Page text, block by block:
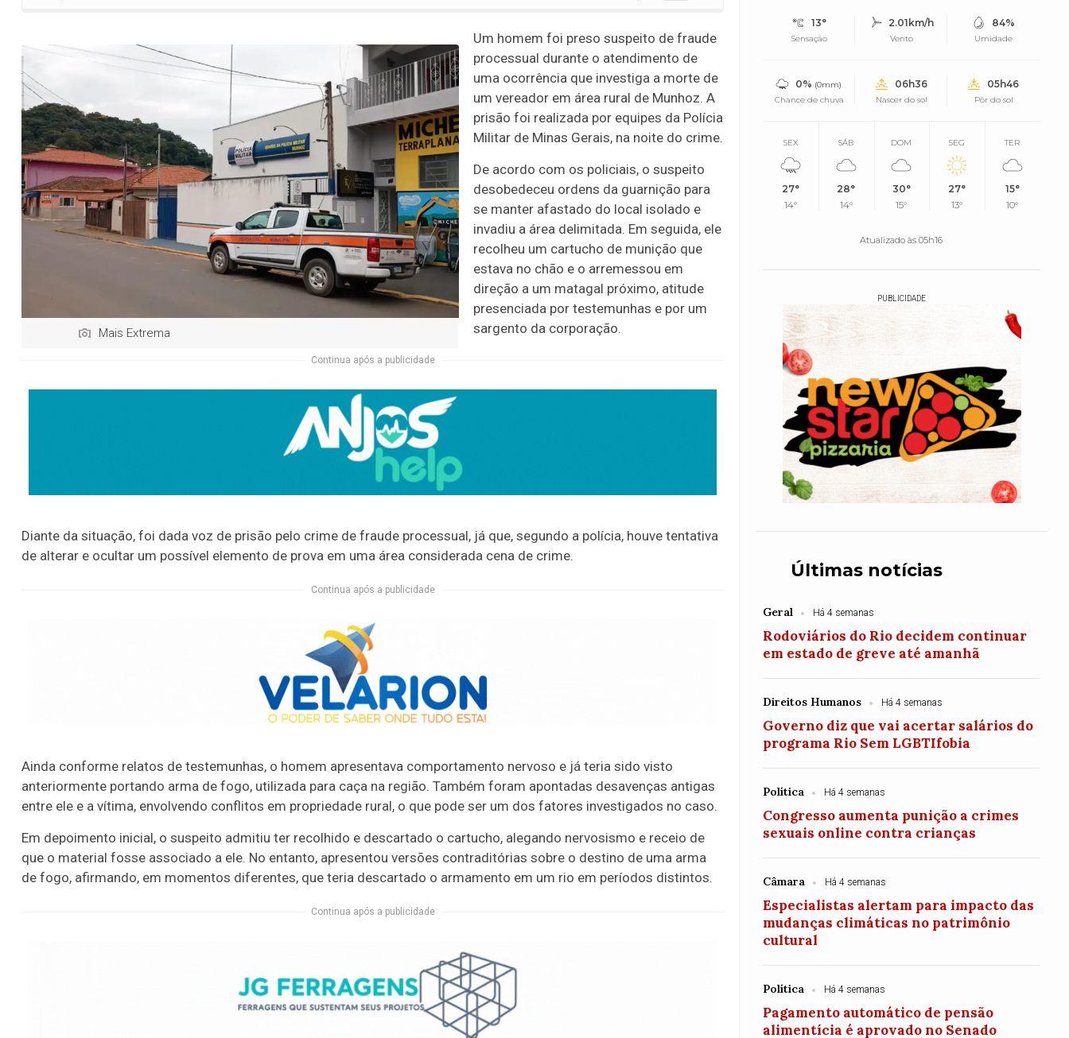
Mais Extrema
Um homem foi preso suspeito de fraude
processual durante o atendimento de
uma ocorrência que investiga a morte de
um vereador em área rural de Munhoz. A
prisão foi realizada por equipes da Polícia
Militar de Minas Gerais, na noite do crime.
Continua após a publicidade
De acordo com os policiais, o suspeito
desobedeceu ordens da guarnição para
se manter afastado do local isolado e
invadiu a área delimitada. Em seguida, ele
recolheu um cartucho de munição que
estava no chão e o arremessou em
direção a um matagal próximo, atitude
presenciada por testemunhas e por um
sargento da corporação.
Diante da situação, foi dada voz de prisão pelo crime de fraude processual, já que, segundo a polícia, houve tentativa
de alterar e ocultar um possível elemento de prova em uma área considerada cena de crime.
Continua após a publicidade
Ainda conforme relatos de testemunhas, o homem apresentava comportamento nervoso e já teria sido visto
anteriormente portando arma de fogo, utilizada para caça na região. Também foram apontadas desavenças antigas
entre ele e a vítima, envolvendo conflitos em propriedade rural, o que pode ser um dos fatores investigados no caso.
Em depoimento inicial, o suspeito admitiu ter recolhido e descartado o cartucho, alegando nervosismo e receio de
que o material fosse associado a ele. No entanto, apresentou versões contraditórias sobre o destino de uma arma
de fogo, afirmando, em momentos diferentes, que teria descartado o armamento em um rio em períodos distintos.
Continua após a publicidade
13°
Sensação
2.01km/h
Vento
84%
Umidade
0% (0mm)
Chance de chuva
06h36
Nascer do sol
05h46
Pôr do sol
SEX
27°
14°
SÁB
28°
14°
DOM
30°
15°
SEG
27°
13°
TER
15°
10°
Atualizado às 05h16
PUBLICIDADE
Últimas notícias
Geral Há 4 semanas
Rodoviários do Rio decidem continuar
em estado de greve até amanhã
Direitos Humanos Há 4 semanas
Governo diz que vai acertar salários do
programa Rio Sem LGBTIfobia
Política Há 4 semanas
Congresso aumenta punição a crimes
sexuais online contra crianças
Câmara Há 4 semanas
Especialistas alertam para impacto das
mudanças climáticas no patrimônio
cultural
Política Há 4 semanas
Pagamento automático de pensão
alimentícia é aprovado no Senado